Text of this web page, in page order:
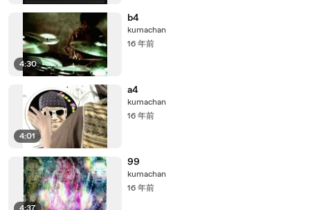
4:30
b4
kumachan
16 年前
4:01
a4
kumachan
16 年前
99
kumachan
16 年前